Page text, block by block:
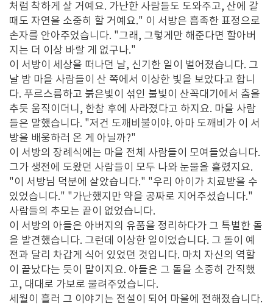
처럼 착하게 살 거예요. 가난한 사람들도 도와주고, 산에 갈
때도 자연을 소중히 할 거예요." 이 서방은 흡족한 표정으로
손자를 안아주었습니다. "그래, 그렇게만 해준다면 할아버
지는 더 이상 바랄 게 없구나."
이 서방이 세상을 떠나던 날, 신기한 일이 벌어졌습니다. 그
날 밤 마을 사람들이 산 쪽에서 이상한 빛을 보았다고 합니
다. 푸르스름하고 붉은빛이 섞인 불빛이 산꼭대기에서 춤을
추듯 움직이더니, 한참 후에 사라졌다고 하지요. 마을 사람
들은 말했습니다. "저건 도깨비불이야. 아마 도깨비가 이 서
방을 배웅하러 온 게 아닐까?"
이 서방의 장례식에는 마을 전체 사람들이 모여들었습니다.
그가 생전에 도왔던 사람들이 모두 나와 눈물을 흘렸지요.
"이 서방님 덕분에 살았습니다." "우리 아이가 치료받을 수
있었습니다." "가난했지만 약을 공짜로 지어주셨습니다."
사람들의 추모는 끝이 없었습니다.
이 서방의 아들은 아버지의 유품을 정리하다가 그 특별한 돌
을 발견했습니다. 그런데 이상한 일이었습니다. 그 돌이 예
전과 달리 차갑게 식어 있었던 것입니다. 마치 자신의 역할
이 끝났다는 듯이 말이지요. 아들은 그 돌을 소중히 간직했
고, 대대로 가보로 물려주었습니다.
세월이 흘러 그 이야기는 전설이 되어 마을에 전해졌습니다.